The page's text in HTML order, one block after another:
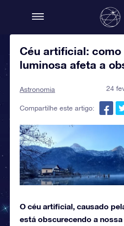
Céu artificial: como
luminosa afeta a
Astronomia 24
Compartilhe este artigo:
O céu artificial, causado
está obscurecendo a